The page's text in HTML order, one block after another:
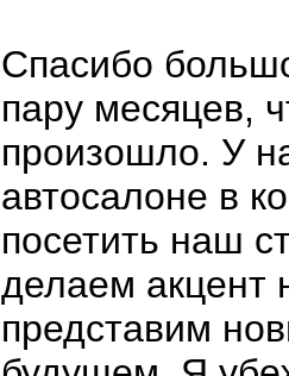
Спасибо
пару месяцев,
произошло. У
автосалоне в
посетить наш
делаем акцент
представим